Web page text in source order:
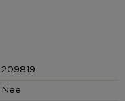
natuurlijk!
209819
Nee